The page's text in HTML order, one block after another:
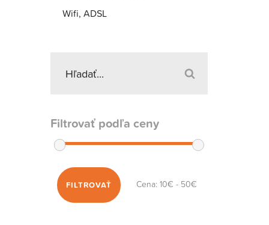
Wifi, ADSL
Filtrovať podľa ceny
FILTROVAŤ Cena: 10€ - 50€